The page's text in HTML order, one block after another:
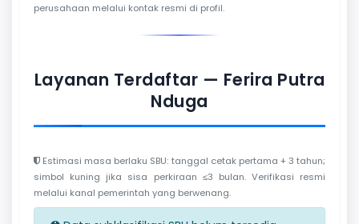
perusahaan melalui kontak resmi di profil.
Layanan Terdaftar — Ferira Putra
Nduga
Estimasi masa berlaku SBU: tanggal cetak pertama + 3 tahun;
simbol kuning jika sisa perkiraan ≤3 bulan. Verifikasi resmi
melalui kanal pemerintah yang berwenang.